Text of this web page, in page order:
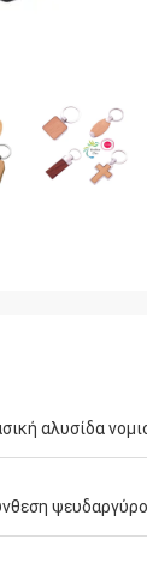
αλυσίδα